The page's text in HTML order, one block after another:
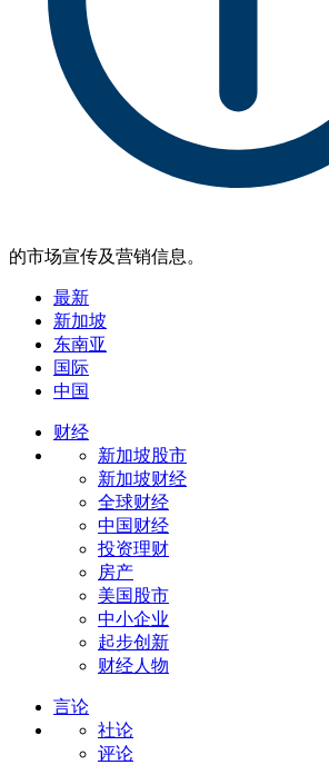
的市场宣传及营销信息。
最新
新加坡
东南亚
国际
中国
财经
新加坡股市
新加坡财经
全球财经
中国财经
投资理财
房产
美国股市
中小企业
起步创新
财经人物
言论
社论
评论